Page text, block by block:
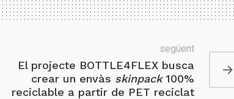
El projecte BOTTLE4FLEX busca
crear un envàs skinpack100%
reciclable a partir de PET reciclat
següent